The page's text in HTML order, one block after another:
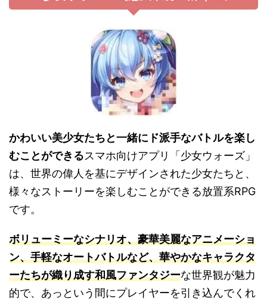
かわいい美少女たちと一緒にド派手なバトルを楽し
むことができるスマホ向けアプリ「少女ウォーズ」
は、世界の偉人を基にデザインされた少女たちと、
様々なストーリーを楽しむことができる放置系RPG
です。
ボリューミーなシナリオ、豪華美麗なアニメーショ
ン、手軽なオートバトルなど、華やかなキャラクタ
ーたちが織り成す和風ファンタジーな世界観が魅力
的で、あっという間にプレイヤーを引き込んでくれ